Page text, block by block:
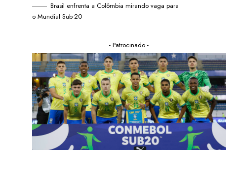
Brasil enfrenta a Colômbia mirando vaga para
o Mundial Sub-20
- Patrocinado -